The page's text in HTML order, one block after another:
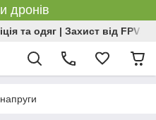
дронів
та одяг | Захист від FPV |